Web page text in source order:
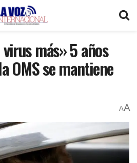
más» 5 años
OMS se mantiene
AA